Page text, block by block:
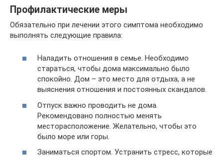
Профилактические меры
Обязательно при лечении этого симптома необходимо
выполнять следующие правила:
Наладить отношения в семье. Необходимо
стараться, чтобы дома максимально было
спокойно. Дом – это место для отдыха, а не
выяснения отношения и постоянных скандалов.
Отпуск важно проводить не дома.
Рекомендовано полностью менять
месторасположение. Желательно, чтобы это
было море или горы.
Заниматься спортом. Устранить стресс, которые